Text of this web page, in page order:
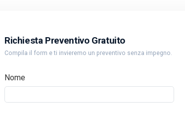
Richiesta Preventivo Gratuito
Compila il form e ti invieremo un preventivo senza impegno.
Nome